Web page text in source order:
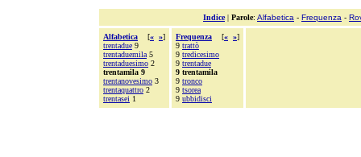
Indice| Parole: Alfabetica - Frequenza -
Alfabetica [« »]
trentadue 9
trentaduemila 5
trentaduesimo 2
trentamila 9
trentanovesimo 3
trentaquattro 2
trentasei 1
Frequenza [« »]
9 trattò
9 tredicesimo
9 trentadue
9 trentamila
9 tronco
9 tsorea
9 ubbidisci